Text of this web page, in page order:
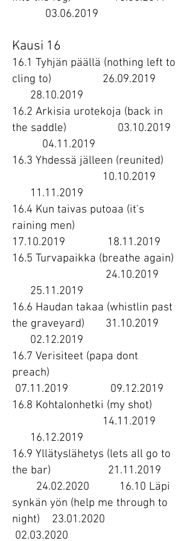
03.06.2019
Kausi 16
16.1 Tyhjän päällä (nothing left to
cling to) 26.09.2019
28.10.2019
16.2 Arkisia urotekoja (back in
the saddle) 03.10.2019
04.11.2019
16.3 Yhdessä jälleen (reunited)
10.10.2019
11.11.2019
16.4 Kun taivas putoaa (it's
raining men)
17.10.2019
18.11.2019
16.5 Turvapaikka (breathe again)
24.10.2019
25.11.2019
16.6 Haudan takaa (whistlin past
the graveyard) 31.10.2019
02.12.2019
16.7 Verisiteet (papa dont
preach)
07.11.2019
09.12.2019
16.8 Kohtalonhetki (my shot)
14.11.2019
16.12.2019
16.9 Yllätyslähetys (lets all go to
the bar) 21.11.2019
24.02.2020
16.10 Läpi
synkän yön (help me through to
night) 23.01.2020
02.03.2020